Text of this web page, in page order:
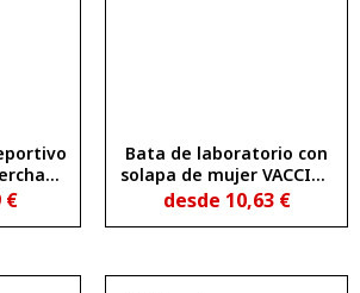
€
Bata de laboratorio con
solapa de mujer VACCINE
WOMAN
desde 10,63 €